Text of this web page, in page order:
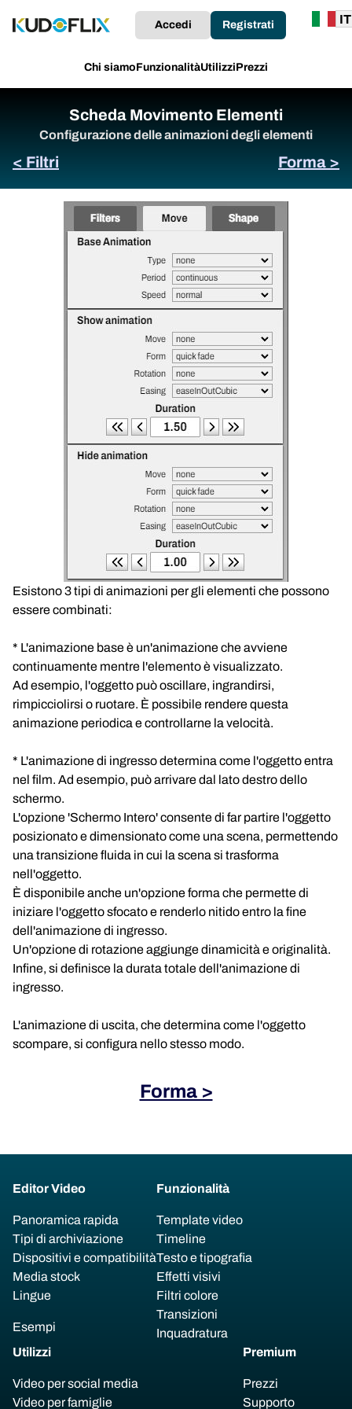
Chi siamoFunzionalitàUtilizziPrezzi
Accedi Registrati
Scheda Movimento Elementi
Configurazione delle animazioni degli elementi
< Filtri Forma >
Esistono 3 tipi di animazioni per gli elementi che possono
essere combinati:
* L'animazione base è un'animazione che avviene
continuamente mentre l'elemento è visualizzato.
Ad esempio, l'oggetto può oscillare, ingrandirsi,
rimpicciolirsi o ruotare. È possibile rendere questa
animazione periodica e controllarne la velocità.
* L'animazione di ingresso determina come l'oggetto entra
nel film. Ad esempio, può arrivare dal lato destro dello
schermo.
L'opzione 'Schermo Intero' consente di far partire l'oggetto
posizionato e dimensionato come una scena, permettendo
una transizione fluida in cui la scena si trasforma
nell'oggetto.
È disponibile anche un'opzione forma che permette di
iniziare l'oggetto sfocato e renderlo nitido entro la fine
dell'animazione di ingresso.
Un'opzione di rotazione aggiunge dinamicità e originalità.
Infine, si definisce la durata totale dell'animazione di
ingresso.
L'animazione di uscita, che determina come l'oggetto
scompare, si configura nello stesso modo.
Forma >
Editor Video
Panoramica rapida
Tipi di archiviazione
Dispositivi e compatibilità
Media stock
Lingue
Esempi
Funzionalità
Template video
Timeline
Testo e tipografia
Effetti visivi
Filtri colore
Transizioni
Inquadratura
Utilizzi
Video per social media
Video per famiglie
Premium
Prezzi
Supporto